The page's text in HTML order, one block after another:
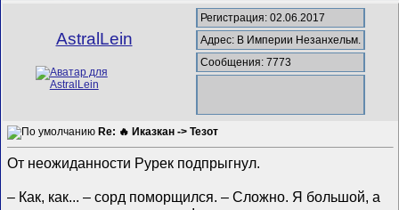
AstralLein
Регистрация: 02.06.2017
Адрес: В Империи Незанхельм.
Сообщения: 7773
Re: 🔥 Иказкан -> Тезот
От неожиданности Рурек подпрыгнул.
– Как, как... – сорд поморщился. – Сложно. Я большой, а